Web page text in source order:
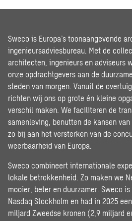
Sweco is Europa’s toonaangevende
ingenieursadviesbureau. Met de
architecten, ingenieurs en adviseurs
onze opdrachtgevers aan de
steden van morgen. Vanuit de
richten wij ons op grote én kleine
verschil maken. We faciliteren de
samenleving, benutten de kansen
zo bij aan het versterken van de
weerbaarheid van Europa.
Sweco combineert internationale
lokale betrokkenheid. Zo maken we
mooier, beter en duurzamer. Sweco
Nasdaq Stockholm en had in 2025
miljard Zweedse kronen (2,9 miljard